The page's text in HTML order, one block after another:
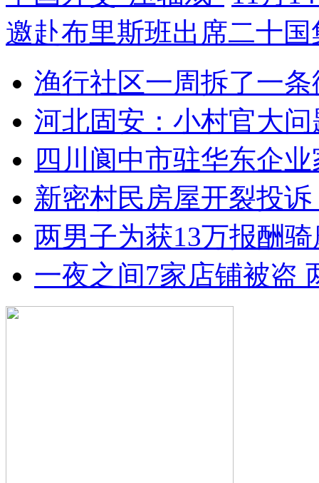
邀赴布里斯班出席二十
渔行社区一周拆了一
河北固安：小村官大问
四川阆中市驻华东企
新密村民房屋开裂投
两男子为获13万报酬
一夜之间7家店铺被盗